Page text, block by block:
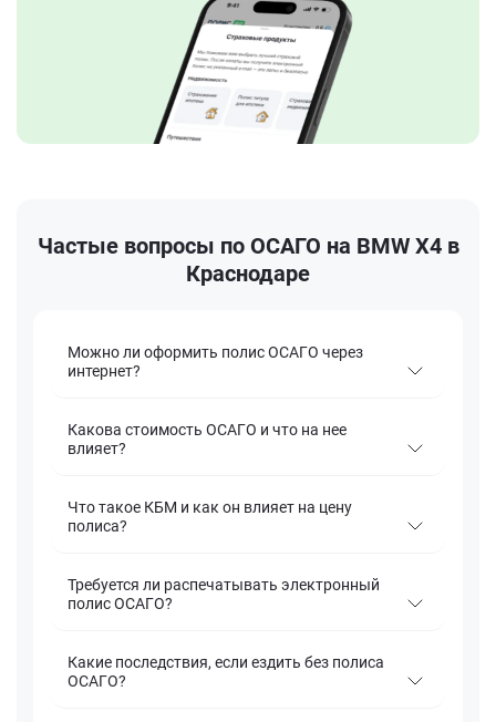
Частые вопросы по ОСАГО на BMW X4 в
Краснодаре
Можно ли оформить полис ОСАГО через
интернет?
Какова стоимость ОСАГО и что на нее
влияет?
Что такое КБМ и как он влияет на цену
полиса?
Требуется ли распечатывать электронный
полис ОСАГО?
Какие последствия, если ездить без полиса
ОСАГО?